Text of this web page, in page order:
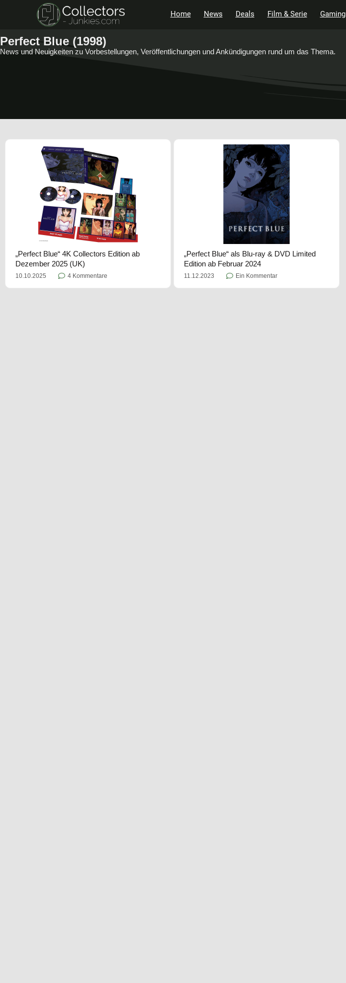
Home News Deals Film & Serie Gaming
Perfect Blue (1998)
News und Neuigkeiten zu Vorbestellungen, Veröffentlichungen und Ankündigungen rund um das Thema.
„Perfect Blue“ 4K Collectors Edition ab
Dezember 2025 (UK)
10.10.2025 4 Kommentare
„Perfect Blue“ als Blu-ray & DVD Limited
Edition ab Februar 2024
11.12.2023 Ein Kommentar